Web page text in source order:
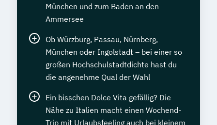
München und zum Baden an den
Ammersee
Ob Würzburg, Passau, Nürnberg,
München oder Ingolstadt – bei einer so
großen Hochschulstadtdichte hast du
die angenehme Qual der Wahl
Ein bisschen Dolce Vita gefällig? Die
Nähe zu Italien macht einen Wochend-
Trip mit Urlaubsfeeling auch bei kleinem